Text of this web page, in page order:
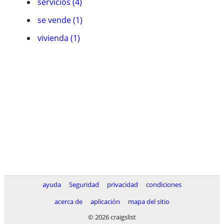
se vende (1)
vivienda (1)
ayuda Seguridad privacidad
condiciones
acerca de
aplicación
mapa del sitio
© 2026 craigslist